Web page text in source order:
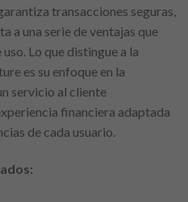
transacciones seguras,
a una serie de ventajas que
Lo que distingue a la
es su enfoque en la
servicio al cliente
financiera adaptada
de cada usuario.